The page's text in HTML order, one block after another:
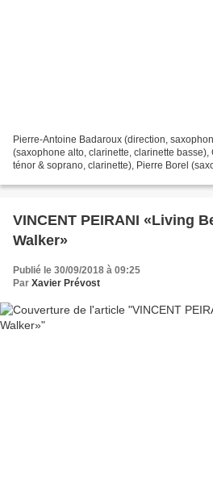
Pierre-Antoine Badaroux (direction,
(saxophone alto, clarinette, clarinette
ténor & soprano, clarinette), Pierre Borel
VINCENT PEIRANI «Living
Walker»
Publié le 30/09/2018 à 09:25
Par Xavier Prévost